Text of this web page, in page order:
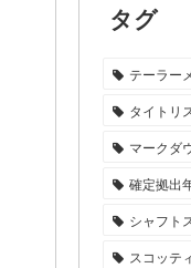
タグ
テーラー
タイトリ
マークダ
確定拠出
シャフト
スコッテ